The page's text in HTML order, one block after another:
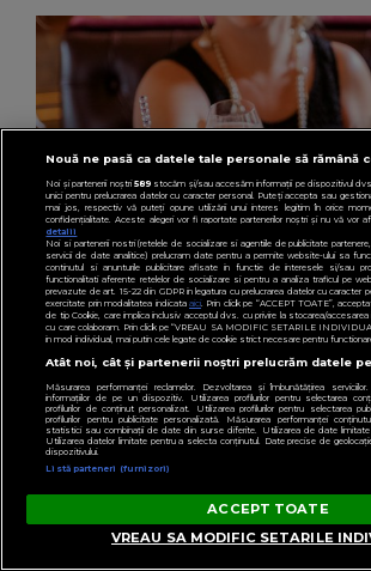
LIFESTYLE
(P) Gin, șampanie și rom:
schimba ritmul serilor
Nouă ne pasă ca datele tale personale să rămână
Noi și partenerii noștri589stocăm și/sau accesăm informații pe dispozitivul
unici pentru prelucrarea datelor cu caracter personal. Puteți accepta sau
mai jos, respectiv vă puteți opune utilizării unui interes legitim în orice
confidențialitate. Aceste alegeri vor fi raportate partenerilor noștri și nu vă vor
detalii
Noi si partenerii nostri (retelele de socializare si agentiile de publicitate
servicii de date analitice) prelucram date pentru a permite website-ului sa
continutul si anunturile publicitare afisate in functie de interesele si/sau
functionalitati aferente retelelor de socializare si pentru a analiza traficul pe
prevazute de art. 15-22 din GDPR in legatura cu prelucrarea datelor cu caracter
exercitate prin modalitatea indicataaici. Prin click pe “ACCEPT TOATE”,
de tip Cookie, care implica inclusiv acceptul dvs. cu privire la stocarea/
cu care colaboram. Prin click pe “VREAU SA MODIFIC SETARILE
in mod individual, mai putin cele legate de cookie strict necesare pentru
Atât noi, cât și partenerii noștri prelucrăm datele
Măsurarea performanței reclamelor. Dezvoltarea și îmbunătățirea
informațiilor de pe un dispozitiv. Utilizarea profilurilor pentru selectarea
profilurilor de conținut personalizat. Utilizarea profilurilor pentru selectarea
profilurilor pentru publicitate personalizată. Măsurarea performanței
statistici sau combinații de date din surse diferite. Utilizarea de date limitate
Utilizarea datelor limitate pentru a selecta conținutul. Date precise de
dispozitivului.
Listă parteneri (furnizori)
ACCEPT TOATE
VREAU SA MODIFIC SETARILE